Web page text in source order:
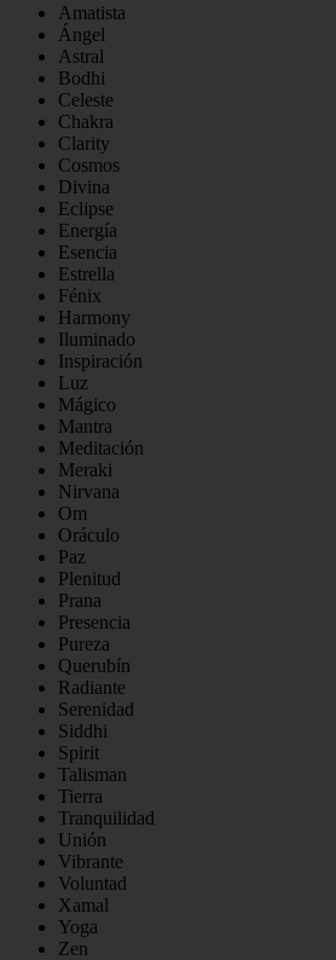
Amatista
Ángel
Astral
Bodhi
Celeste
Chakra
Clarity
Cosmos
Divina
Eclipse
Energía
Esencia
Estrella
Fénix
Harmony
Iluminado
Inspiración
Luz
Mágico
Mantra
Meditación
Meraki
Nirvana
Om
Oráculo
Paz
Plenitud
Prana
Presencia
Pureza
Querubín
Radiante
Serenidad
Siddhi
Spirit
Talisman
Tierra
Tranquilidad
Unión
Vibrante
Voluntad
Xamal
Yoga
Zen